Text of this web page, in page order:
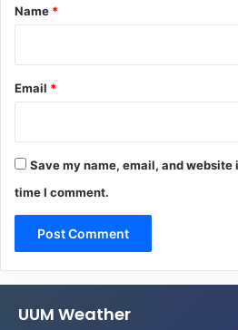
*
Name *
Email *
Save my name, email, and
time I comment.
UUM Weather